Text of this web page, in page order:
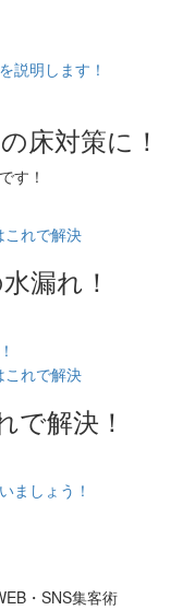
説明します！
床対策に！
す！
漏れ！
で解決！
ましょう！
・SNS集客術